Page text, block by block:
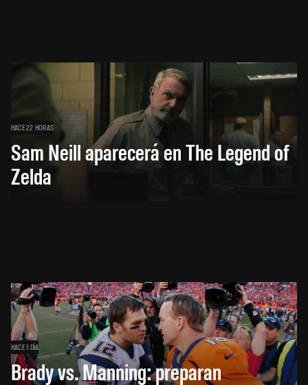
HACE 22 HORAS
Sam Neill aparecerá en The Legend of
Zelda
HACE 1 DÍA
Brady vs. Manning: preparan